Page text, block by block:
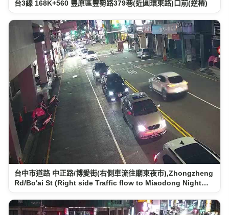
台3線 168K+560 豐原區豐勢路379巷(近圓環東路)口前(逆樁)
台中市道路 中正路/博愛街(右側車流往廟東夜市),Zhongzheng
Rd/Bo'ai St (Right side Traffic flow to Miaodong Night…